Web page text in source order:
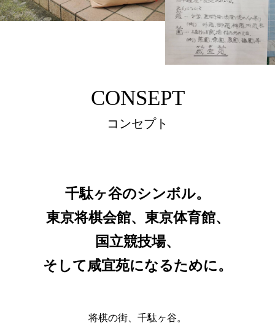
CONSEPT
コンセプト
千駄ヶ谷のシンボル。
東京将棋会館、東京体育館、
国立競技場、
そして咸宜苑になるために。
将棋の街、千駄ヶ谷。